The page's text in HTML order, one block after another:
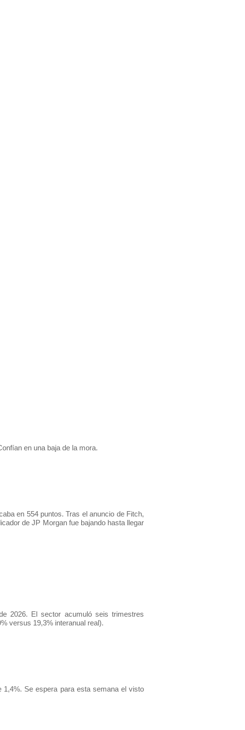
en una baja de la mora.
en 554 puntos. Tras el anuncio de Fitch,
de JP Morgan fue bajando hasta llegar
2026. El sector acumuló seis trimestres
versus 19,3% interanual real).
Se espera para esta semana el visto